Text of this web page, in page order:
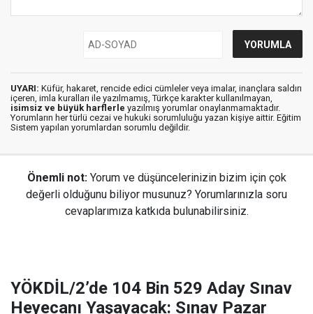
UYARI: Küfür, hakaret, rencide edici cümleler veya imalar, inançlara saldırı
içeren, imla kuralları ile yazılmamış, Türkçe karakter kullanılmayan,
isimsiz ve büyük harflerle yazılmış yorumlar onaylanmamaktadır.
Yorumların her türlü cezai ve hukuki sorumluluğu yazan kişiye aittir. Eğitim
Sistem yapılan yorumlardan sorumlu değildir.
Önemli not: Yorum ve düşüncelerinizin bizim için çok
değerli olduğunu biliyor musunuz? Yorumlarınızla soru
cevaplarımıza katkıda bulunabilirsiniz.
YÖKDİL/2’de 104 Bin 529 Aday Sınav
Heyecanı Yaşayacak: Sınav Pazar